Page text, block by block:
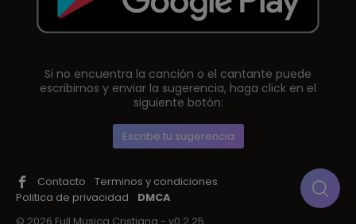
Si no encuentra la canción o el cantante puede
escribirnos y enviar la sugerencia, haga click en el
siguiente botón:
Escribe tu sugerencia
Contacto
Terminos y condiciones
Politica de privacidad
DMCA
© 2026 Full Musica Cristiana - v0.2.25